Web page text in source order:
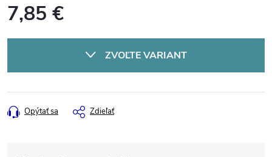
7,85 €
ZVOĽTE VARIANT
Opýtať sa Zdieľať